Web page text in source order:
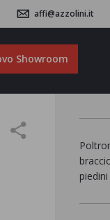
affi@azzolini.it
Showroom